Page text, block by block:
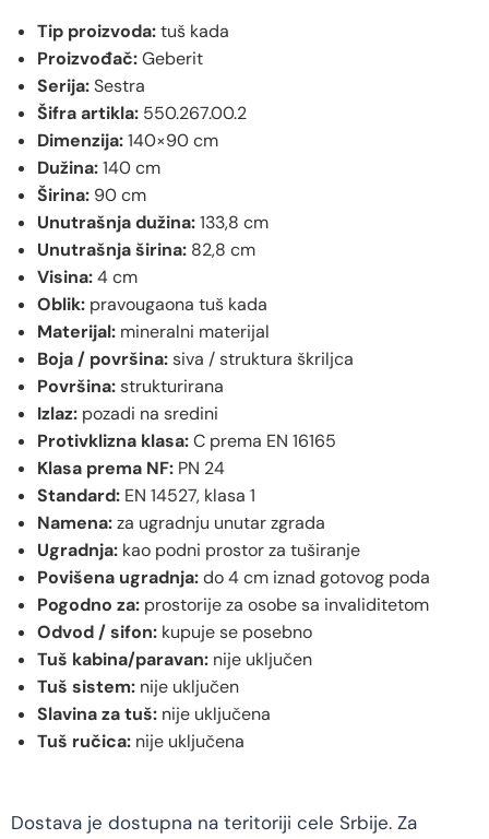
Tip proizvoda:tuš kada
Proizvođač:Geberit
Serija:Sestra
Šifra artikla: 550.267.00.2
Dimenzija:140×90 cm
Dužina:140 cm
Širina: 90 cm
Unutrašnja dužina:133,8 cm
Unutrašnja širina: 82,8 cm
Visina:4 cm
Oblik: pravougaona tuš kada
Materijal: mineralni materijal
Boja / površina:siva / struktura škriljca
Površina:strukturirana
Izlaz: pozadi na sredini
Protivklizna klasa:C prema EN 16165
Klasa prema NF: PN 24
Standard: EN 14527, klasa 1
Namena:za ugradnju unutar zgrada
Ugradnja: kao podni prostor za tuširanje
Povišena ugradnja:do 4 cm iznad gotovog poda
Pogodno za: prostorije za osobe sa invaliditetom
Odvod / sifon: kupuje se posebno
Tuš kabina/paravan: nije uključen
Tuš sistem: nije uključen
Slavina za tuš: nije uključena
Tuš ručica: nije uključena
Dostava je dostupna na teritoriji cele Srbije. Za